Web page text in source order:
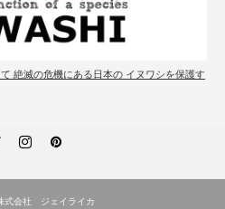
絶滅の危機にある日本の イヌワシを保護す
式会社 ジェイライカ